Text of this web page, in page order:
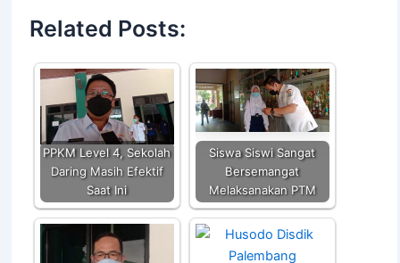
at
s
A
p
p
c
e
b
o
o
k
itt
er
ai
l
Li
n
k
Related Posts:
PPKM Level 4, Sekolah
Daring Masih Efektif
Saat Ini
Siswa Siswi Sangat
Bersemangat
Melaksanakan PTM